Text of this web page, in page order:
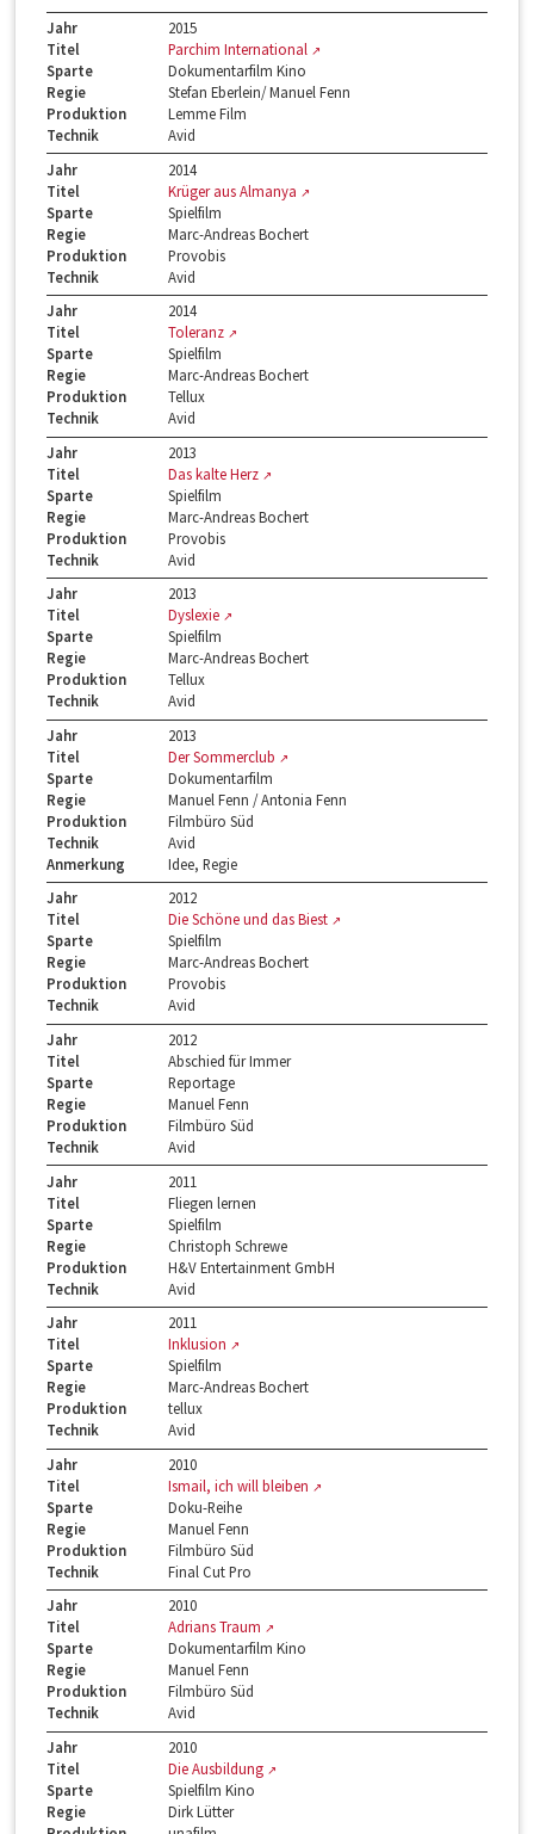
Jahr
2015
Titel
Parchim International
Sparte
Dokumentarfilm Kino
Regie
Stefan Eberlein/ Manuel Fenn
Produktion
Lemme Film
Technik
Avid
Jahr
2014
Titel
Krüger aus Almanya
Sparte
Spielfilm
Regie
Marc-Andreas Bochert
Produktion
Provobis
Technik
Avid
Jahr
2014
Titel
Toleranz
Sparte
Spielfilm
Regie
Marc-Andreas Bochert
Produktion
Tellux
Technik
Avid
Jahr
2013
Titel
Das kalte Herz
Sparte
Spielfilm
Regie
Marc-Andreas Bochert
Produktion
Provobis
Technik
Avid
Jahr
2013
Titel
Dyslexie
Sparte
Spielfilm
Regie
Marc-Andreas Bochert
Produktion
Tellux
Technik
Avid
Jahr
2013
Titel
Der Sommerclub
Sparte
Dokumentarfilm
Regie
Manuel Fenn / Antonia Fenn
Produktion
Filmbüro Süd
Technik
Avid
Anmerkung
Idee, Regie
Jahr
2012
Titel
Die Schöne und das Biest
Sparte
Spielfilm
Regie
Marc-Andreas Bochert
Produktion
Provobis
Technik
Avid
Jahr
2012
Titel
Abschied für Immer
Sparte
Reportage
Regie
Manuel Fenn
Produktion
Filmbüro Süd
Technik
Avid
Jahr
2011
Titel
Fliegen lernen
Sparte
Spielfilm
Regie
Christoph Schrewe
Produktion
H&V Entertainment GmbH
Technik
Avid
Jahr
2011
Titel
Inklusion
Sparte
Spielfilm
Regie
Marc-Andreas Bochert
Produktion
tellux
Technik
Avid
Jahr
2010
Titel
Ismail, ich will bleiben
Sparte
Doku-Reihe
Regie
Manuel Fenn
Produktion
Filmbüro Süd
Technik
Final Cut Pro
Jahr
2010
Titel
Adrians Traum
Sparte
Dokumentarfilm Kino
Regie
Manuel Fenn
Produktion
Filmbüro Süd
Technik
Avid
Jahr
2010
Titel
Die Ausbildung
Sparte
Spielfilm Kino
Regie
Dirk Lütter